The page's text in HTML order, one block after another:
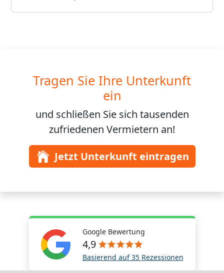
Tragen Sie Ihre Unterkunft
ein
und schließen Sie sich tausenden
zufriedenen Vermietern an!
Jetzt Unterkunft eintragen
Google Bewertung
4,9
Basierend auf 35 Rezessionen